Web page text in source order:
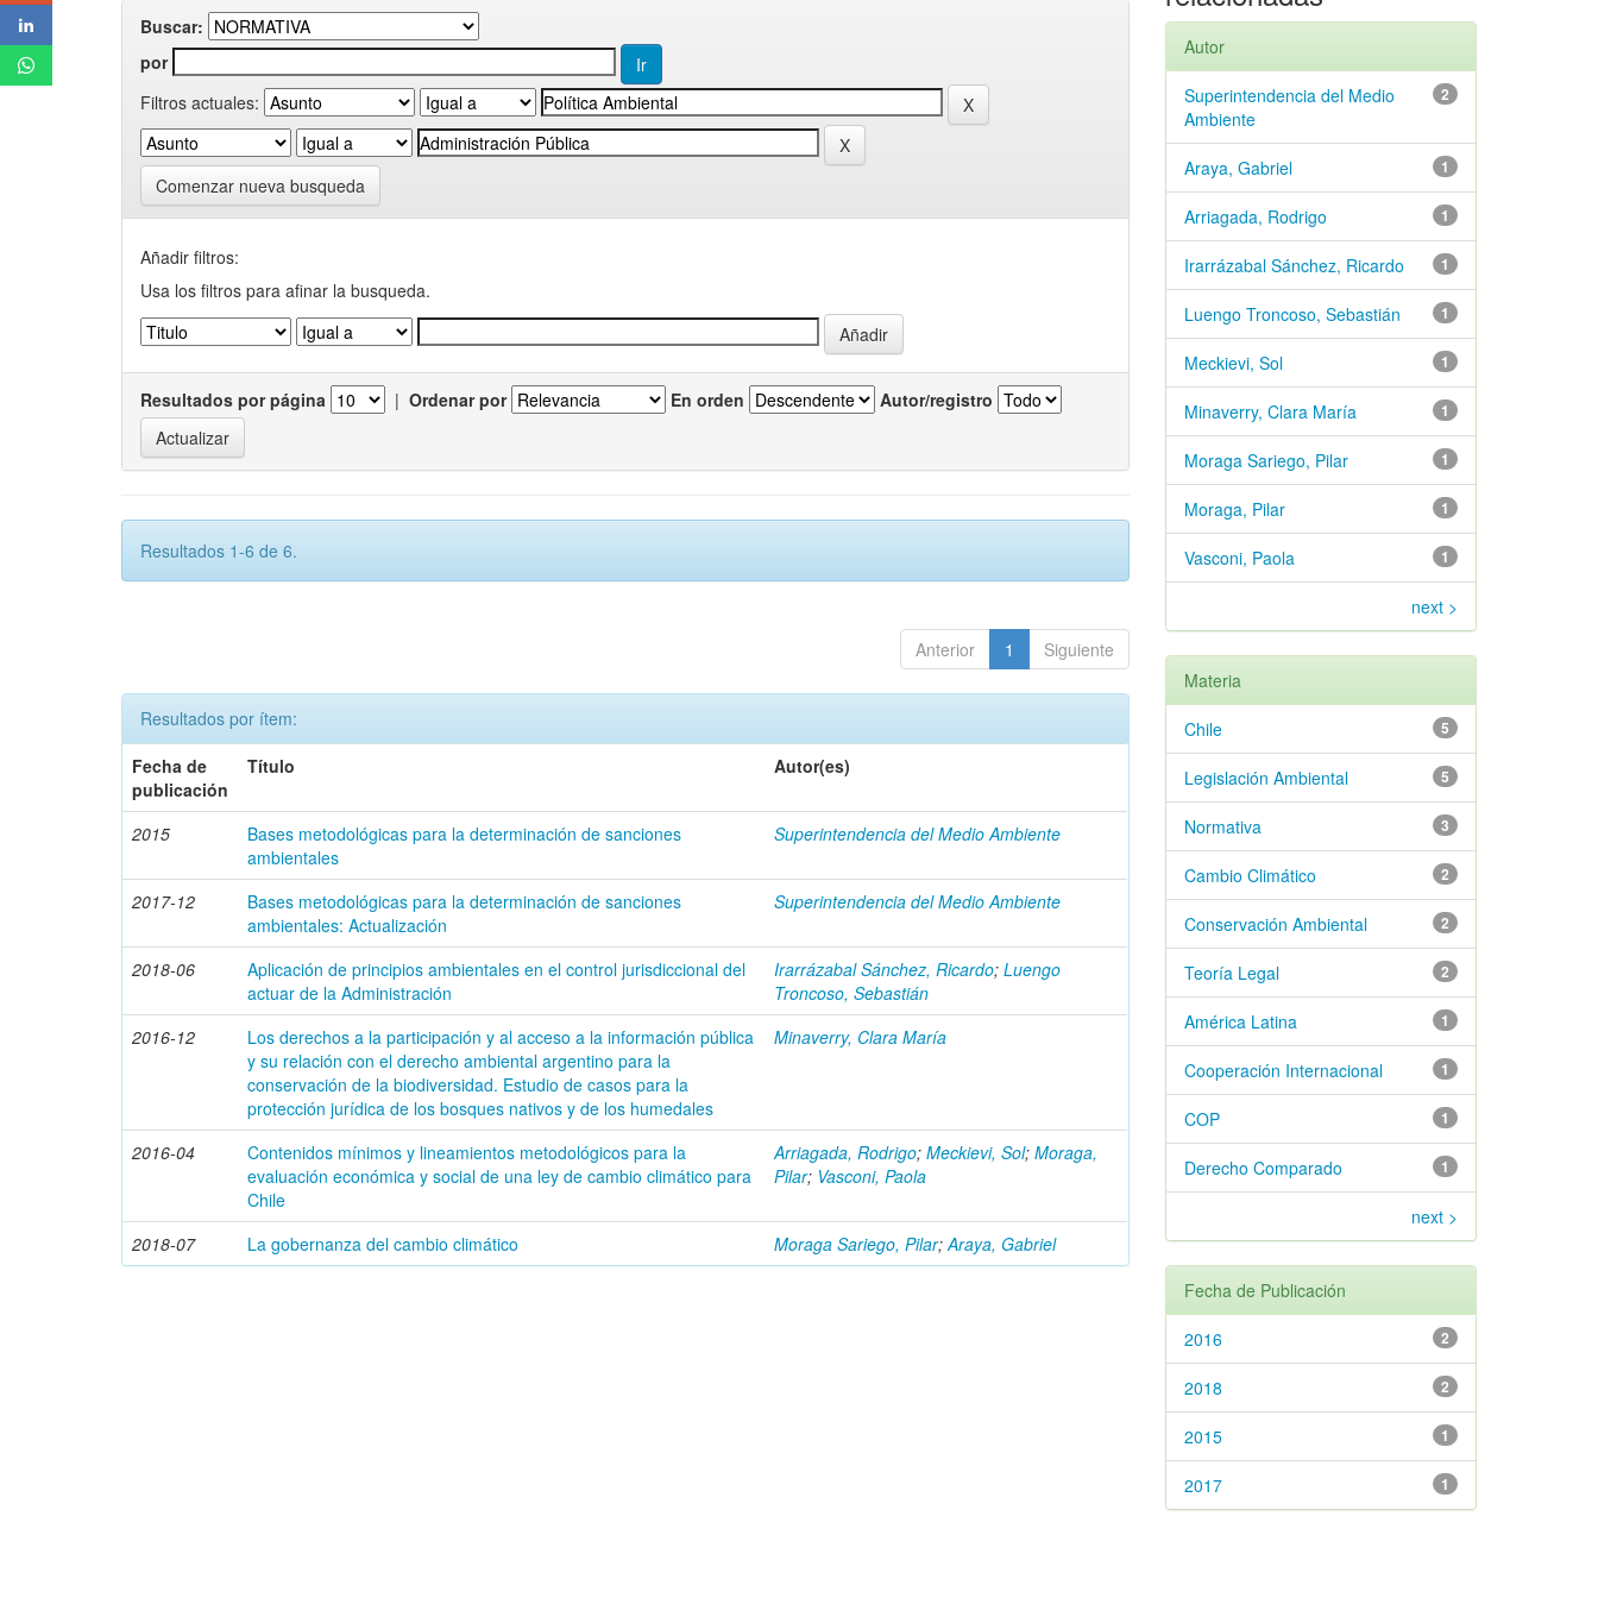
Buscar:
por
Filtros actuales:
Comenzar nueva busqueda
Añadir filtros:
Usa los filtros para afinar la busqueda.
Resultados por página | Ordenar por En orden Autor/registro
Resultados 1-6 de 6.
Anterior 1 Siguiente
Resultados por ítem:
Fecha de
publicación
Título Autor(es)
2015
Bases metodológicas para la determinación de sanciones
ambientales
Superintendencia del Medio Ambiente
2017-12
Bases metodológicas para la determinación de sanciones
ambientales: Actualización
Superintendencia del Medio Ambiente
2018-06
Aplicación de principios ambientales en el control jurisdiccional del
actuar de la Administración
Irarrázabal Sánchez, Ricardo; Luengo
Troncoso, Sebastián
2016-12
Los derechos a la participación y al acceso a la información pública
y su relación con el derecho ambiental argentino para la
conservación de la biodiversidad. Estudio de casos para la
protección jurídica de los bosques nativos y de los humedales
Minaverry, Clara María
2016-04
Contenidos mínimos y lineamientos metodológicos para la
evaluación económica y social de una ley de cambio climático para
Chile
Arriagada, Rodrigo; Meckievi, Sol; Moraga,
Pilar; Vasconi, Paola
2018-07 La gobernanza del cambio climático Moraga Sariego, Pilar;Araya, Gabriel
Autor
2
Superintendencia del Medio
Ambiente
1
Araya, Gabriel
1
Arriagada, Rodrigo
1
Irarrázabal Sánchez, Ricardo
1
Luengo Troncoso, Sebastián
1
Meckievi, Sol
1
Minaverry, Clara María
1
Moraga Sariego, Pilar
1
Moraga, Pilar
1
Vasconi, Paola
next >
Materia
5
Chile
5
Legislación Ambiental
3
Normativa
2
Cambio Climático
2
Conservación Ambiental
2
Teoría Legal
1
América Latina
1
Cooperación Internacional
1
COP
1
Derecho Comparado
next >
Fecha de Publicación
2
2016
2
2018
1
2015
1
2017